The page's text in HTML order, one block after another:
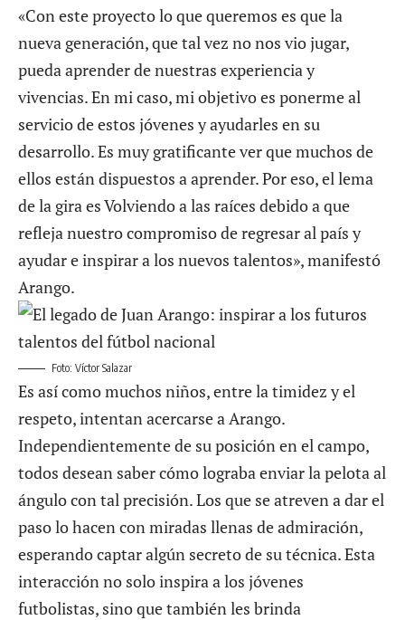
«Con este proyecto lo que queremos es que la
nueva generación, que tal vez no nos vio jugar,
pueda aprender de nuestras experiencia y
vivencias. En mi caso, mi objetivo es ponerme al
servicio de estos jóvenes y ayudarles en su
desarrollo. Es muy gratificante ver que muchos de
ellos están dispuestos a aprender. Por eso, el lema
de la gira es Volviendo a las raíces debido a que
refleja nuestro compromiso de regresar al país y
ayudar e inspirar a los nuevos talentos», manifestó
Arango.
Foto: Víctor Salazar
Es así como muchos niños, entre la timidez y el
respeto, intentan acercarse a Arango.
Independientemente de su posición en el campo,
todos desean saber cómo lograba enviar la pelota al
ángulo con tal precisión. Los que se atreven a dar el
paso lo hacen con miradas llenas de admiración,
esperando captar algún secreto de su técnica. Esta
interacción no solo inspira a los jóvenes
futbolistas, sino que también les brinda